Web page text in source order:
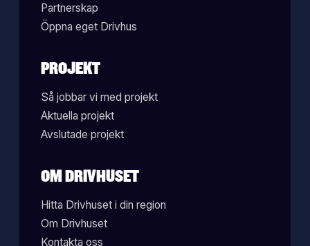
Partnerskap
Öppna eget Drivhus
PROJEKT
Så jobbar vi med projekt
Aktuella projekt
Avslutade projekt
OM DRIVHUSET
Hitta Drivhuset i din region
Om Drivhuset
Kontakta oss